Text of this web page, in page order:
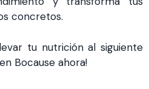
concretos.
tu nutrición al siguiente
Bocause ahora!